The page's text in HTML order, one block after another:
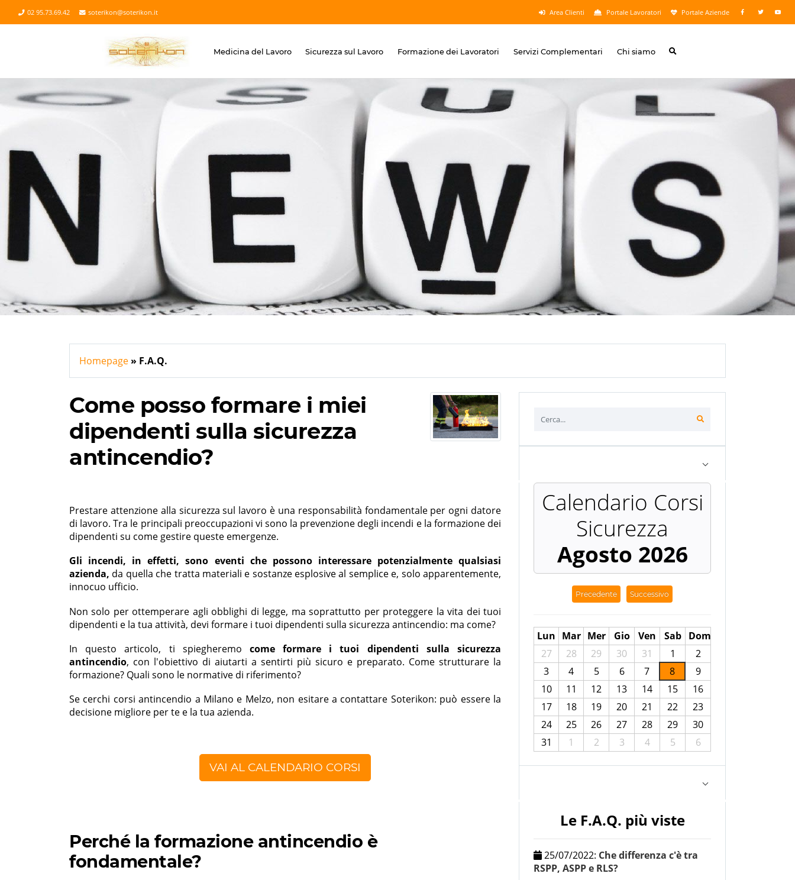
02 95.73.69.42 soterikon@soterikon.it Area Clienti Portale Lavoratori Portale Aziende
Medicina del Lavoro Sicurezza sul Lavoro Formazione dei Lavoratori Servizi Complementari Chi siamo
Homepage F.A.Q.
Come posso formare i miei
dipendenti sulla sicurezza
antincendio?
Prestare attenzione alla sicurezza sul lavoro è una responsabilità fondamentale per ogni datore
di lavoro. Tra le principali preoccupazioni vi sono la prevenzione degli incendi e la formazione dei
dipendenti su come gestire queste emergenze.
Gli incendi, in effetti, sono eventi che possono interessare potenzialmente qualsiasi
azienda, da quella che tratta materiali e sostanze esplosive al semplice e, solo apparentemente,
innocuo ufficio.
Non solo per ottemperare agli obblighi di legge, ma soprattutto per proteggere la vita dei tuoi
dipendenti e la tua attività, devi formare i tuoi dipendenti sulla sicurezza antincendio: ma come?
In questo articolo, ti spiegheremo come formare i tuoi dipendenti sulla sicurezza
antincendio, con l'obiettivo di aiutarti a sentirti più sicuro e preparato. Come strutturare la
formazione? Quali sono le normative di riferimento?
Se cerchi corsi antincendio a Milano e Melzo, non esitare a contattare Soterikon: può essere la
decisione migliore per te e la tua azienda.
VAI AL CALENDARIO CORSI
Perché la formazione antincendio è
fondamentale?
Agosto 2026
Precedente Successivo
Lun Mar Mer Gio Ven Sab
Dom
27
28 29 30 31 1
2
3
4 5 6 7 8
9
10
11 12 13 14 15
16
17
18 19 20 21 22
23
24
25 26 27 28 29
30
31
1 2 3 4 5 6
Le F.A.Q. più viste
25/07/2022: Che differenza c'è tra
RSPP, ASPP e RLS?